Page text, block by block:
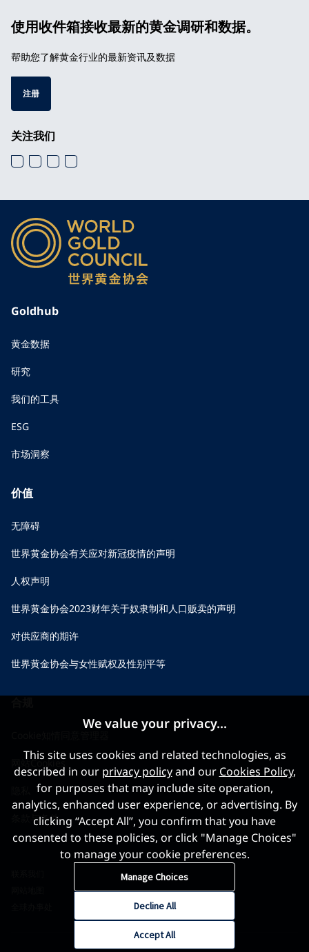
使用收件箱接收最新的黄金调研和数据。
帮助您了解黄金行业的最新资讯及数据
注册
关注我们
Goldhub
黄金数据
研究
我们的工具
ESG
市场洞察
价值
无障碍
世界黄金协会有关应对新冠疫情的声明
人权声明
世界黄金协会2023财年关于奴隶制和人口贩卖的声明
对供应商的期许
世界黄金协会与女性赋权及性别平等
网站Cookies
条款与条件
We value your privacy...
This site uses cookies and related technologies, as
described in our privacy policyand our Cookies Policy,
for purposes that may include site operation,
analytics, enhanced user experience, or advertising. By
clicking “Accept All”, you confirm that you have
consented to these policies, or click "Manage Choices"
to manage your cookie preferences.
Manage Choices
Accept All
Decline All